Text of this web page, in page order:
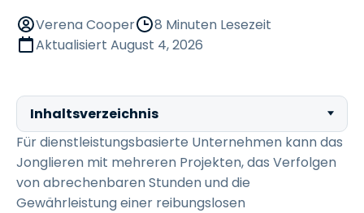
Verena Cooper
8 Minuten Lesezeit
Aktualisiert August 4, 2026
Inhaltsverzeichnis
Für dienstleistungsbasierte Unternehmen kann das
Jonglieren mit mehreren Projekten, das Verfolgen
von abrechenbaren Stunden und die
Gewährleistung einer reibungslosen